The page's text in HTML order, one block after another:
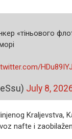
«тіньового
July 8,
Kraljevstva,
nafte i